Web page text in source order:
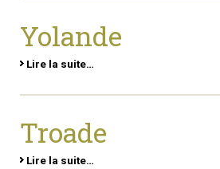
Yolande
Lire la suite…
Troade
Lire la suite…